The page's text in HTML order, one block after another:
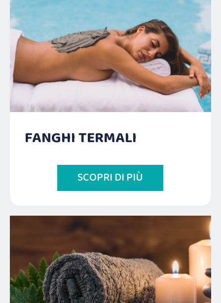
FANGHI TERMALI
SCOPRI DI PIÙ